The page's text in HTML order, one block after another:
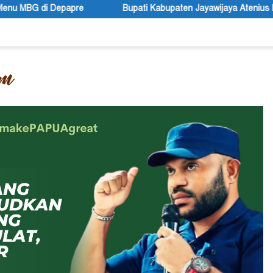
Bupati Kabupaten Jayawijaya Atenius Murip: Festival Budaya